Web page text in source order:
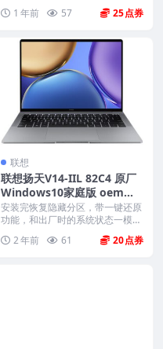
1 年前 57 25
联想
联想扬天V14-IIL 82C4 原厂
Windows10家庭版 oem系
统镜像下载
安装完恢复隐藏分区，带一键还原
功能，和出厂时的系统状态一模一
2 年前 61 20